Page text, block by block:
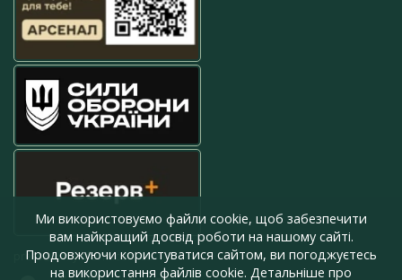
press@armyinform.com.ua
Ми використовуємо файли cookie, щоб забезпечити
вам найкращий досвід роботи на нашому сайті.
Продовжуючи користуватися сайтом, ви погоджуєтесь
на використання файлів cookie. Детальніше про